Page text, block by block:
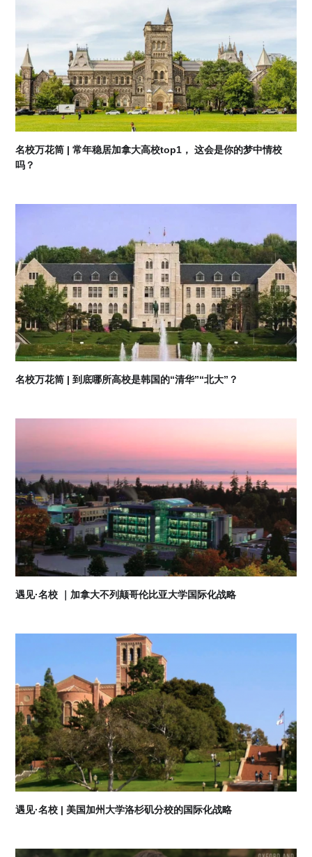
名校万花筒 | 常年稳居加拿大高校top1， 这会是你的梦中情校
吗？
名校万花筒 | 到底哪所高校是韩国的“清华”“北大”？
遇见·名校 ｜加拿大不列颠哥伦比亚大学国际化战略
遇见·名校 | 美国加州大学洛杉矶分校的国际化战略